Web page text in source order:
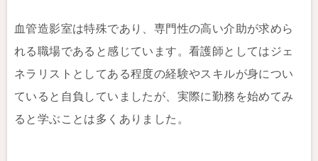
血管造影室は特殊であり、専門性の高い介助が求めら
れる職場であると感じています。看護師としてはジェ
ネラリストとしてある程度の経験やスキルが身につい
ていると自負していましたが、実際に勤務を始めてみ
ると学ぶことは多くありました。